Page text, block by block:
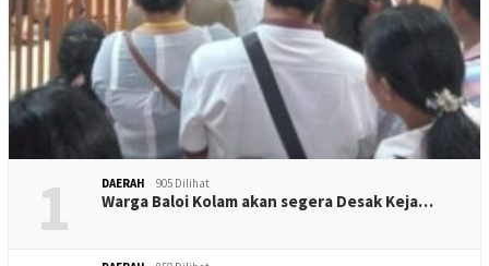
1 DAERAH 905 Dilihat
Warga Baloi Kolam akan segera Desak Keja…